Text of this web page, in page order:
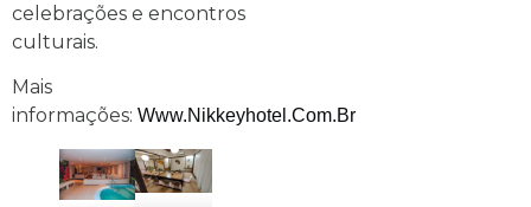
celebrações e encontros
culturais.
Mais
informações: Www.nikkeyhotel.com.br